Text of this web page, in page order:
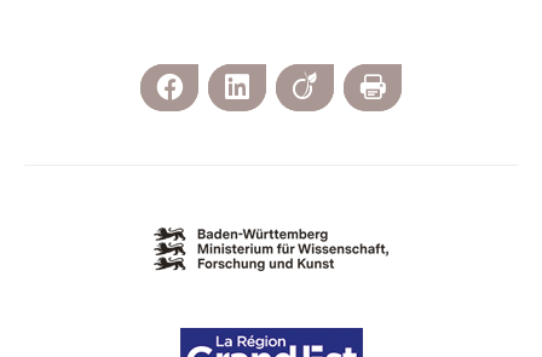
Facebook LinkedIn Viadeo